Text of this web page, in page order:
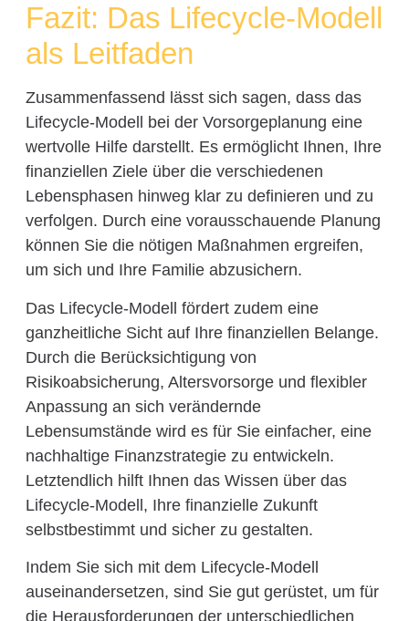
Fazit: Das Lifecycle-Modell
als Leitfaden
Zusammenfassend lässt sich sagen, dass das
Lifecycle-Modell bei der Vorsorgeplanung eine
wertvolle Hilfe darstellt. Es ermöglicht Ihnen, Ihre
finanziellen Ziele über die verschiedenen
Lebensphasen hinweg klar zu definieren und zu
verfolgen. Durch eine vorausschauende Planung
können Sie die nötigen Maßnahmen ergreifen,
um sich und Ihre Familie abzusichern.
Das Lifecycle-Modell fördert zudem eine
ganzheitliche Sicht auf Ihre finan­ziellen Belange.
Durch die Berücksichtigung von
Risikoabsicherung, Altersvorsorge und flexibler
Anpassung an sich verändernde
Lebensumstände wird es für Sie einfacher, eine
nachhaltige Finanzstrategie zu entwickeln.
Letztendlich hilft Ihnen das Wissen über das
Lifecycle-Modell, Ihre finanzielle Zukunft
selbstbestimmt und sicher zu gestalten.
Indem Sie sich mit dem Lifecycle-Modell
auseinandersetzen, sind Sie gut gerüstet, um für
die Herausforderungen der unterschiedlichen